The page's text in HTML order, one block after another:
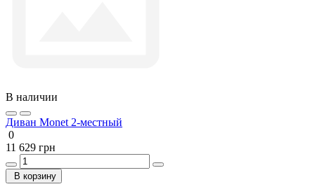
В наличии
Диван Monet 2-местный
0
11 629 грн
В корзину